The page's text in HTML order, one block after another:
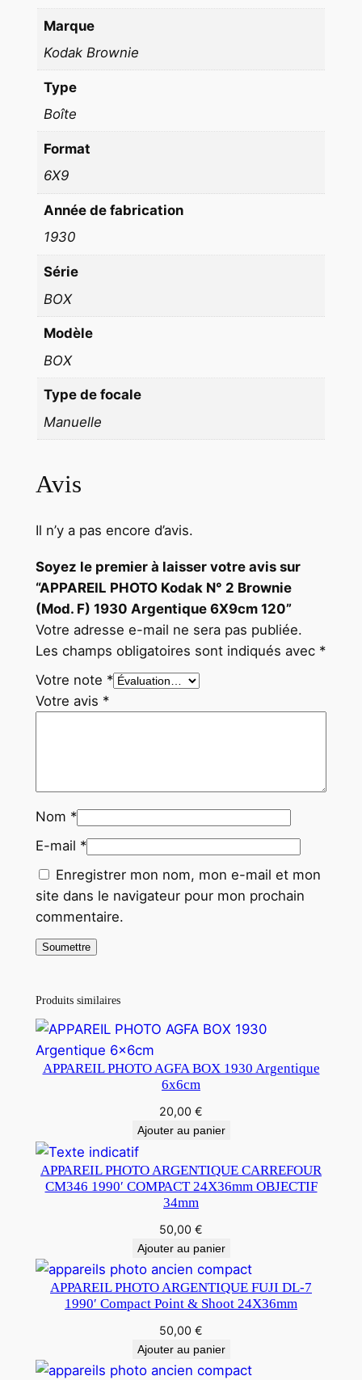
F
9
A
e
i
e
9
m
0
Marque
Kodak Brownie
Type
Boîte
Format
6X9
Année de fabrication
1930
Série
BOX
Modèle
BOX
Type de focale
Manuelle
Avis
Il n’y a pas encore d’avis.
Soyez le premier à laisser votre avis sur
“APPAREIL PHOTO Kodak N° 2 Brownie
(Mod. F) 1930 Argentique 6X9cm 120”
Votre adresse e-mail ne sera pas publiée.
Les champs obligatoires sont indiqués avec *
Votre note *
Votre avis *
Nom *
E-mail *
Enregistrer mon nom, mon e-mail et mon
site dans le navigateur pour mon prochain
commentaire.
Produits similaires
APPAREIL PHOTO AGFA BOX 1930 Argentique
6x6cm
20,00 €
Ajouter au panier
APPAREIL PHOTO ARGENTIQUE CARREFOUR
CM346 1990′ COMPACT 24X36mm OBJECTIF
34mm
50,00 €
Ajouter au panier
APPAREIL PHOTO ARGENTIQUE FUJI DL-7
1990′ Compact Point & Shoot 24X36mm
50,00 €
Ajouter au panier